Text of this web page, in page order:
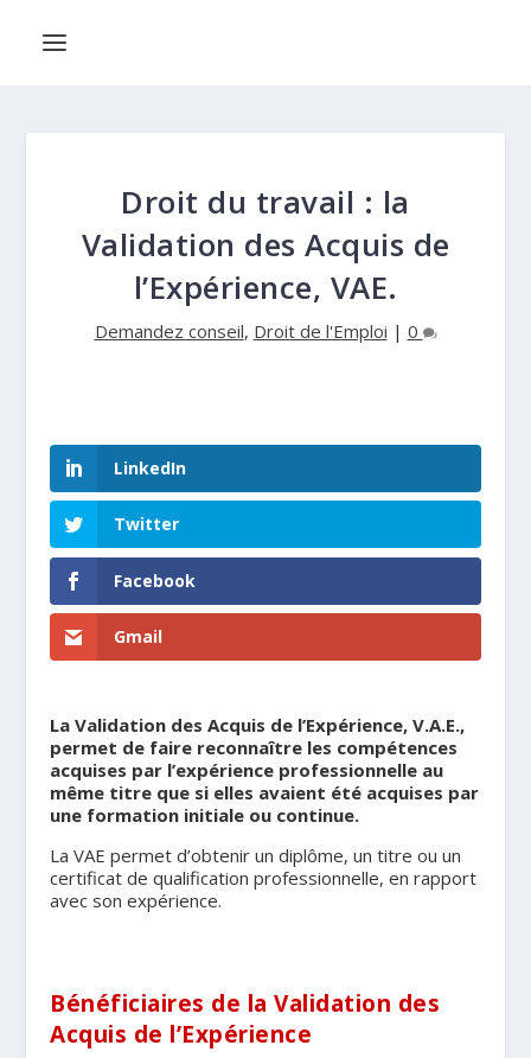
Droit du travail : la
Validation des Acquis de
l’Expérience, VAE.
Demandez conseil, Droit de l'Emploi | 0
LinkedIn
Twitter
Facebook
Gmail
La Validation des Acquis de l’Expérience, V.A.E.,
permet de faire reconnaître les compétences
acquises par l’expérience professionnelle au
même titre que si elles avaient été acquises par
une formation initiale ou continue.
La VAE permet d’obtenir un diplôme, un titre ou un
certificat de qualification professionnelle, en rapport
avec son expérience.
Bénéficiaires de la Validation des
Acquis de l’Expérience